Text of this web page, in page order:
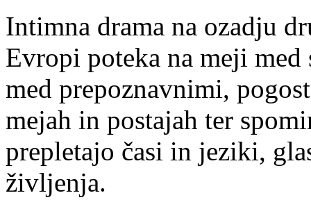
Intimna drama na ozadju
Evropi poteka na meji
med prepoznavnimi,
mejah in postajah ter
prepletajo časi in jeziki,
življenja.